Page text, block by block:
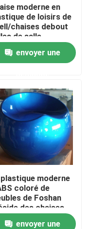
moderne en
de loisirs de
chaises debout
de salle
envoyer une
plastique moderne
coloré de
de Foshan
des chaises
envoyer une